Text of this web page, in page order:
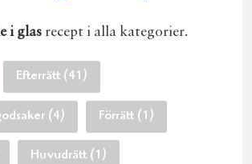
i glas recept i alla kategorier.
Efterrätt (41)
(4) Förrätt (1)
Huvudrätt (1)